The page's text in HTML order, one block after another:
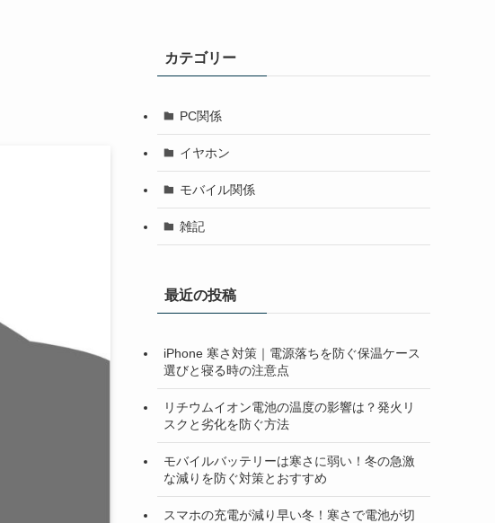
カテゴリー
PC関係
イヤホン
モバイル関係
雑記
最近の投稿
iPhone 寒さ対策｜電源落ちを防ぐ保温ケース
選びと寝る時の注意点
リチウムイオン電池の温度の影響は？発火リ
スクと劣化を防ぐ方法
モバイルバッテリーは寒さに弱い！冬の急激
な減りを防ぐ対策とおすすめ
スマホの充電が減り早い冬！寒さで電池が切